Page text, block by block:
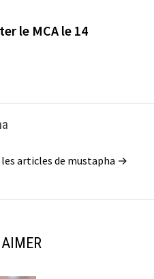
:
le MCA le 14
articles de mustapha →